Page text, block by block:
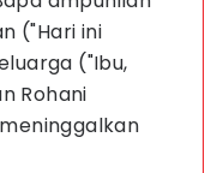
("Hari ini
("Ibu,
Rohani